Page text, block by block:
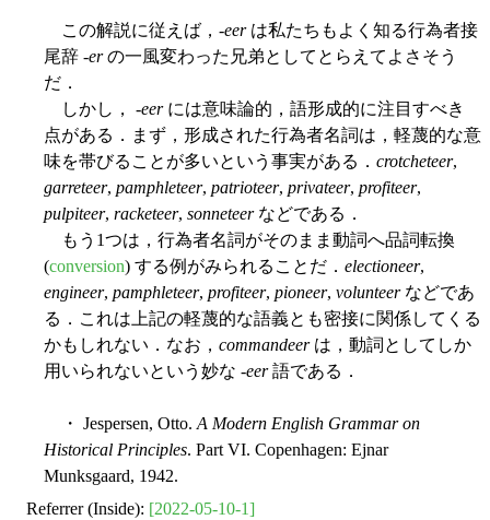
この解説に従えば，-eerは私たちもよく知る行為者接
尾辞 -erの一風変わった兄弟としてとらえてよさそう
だ．
しかし， -eerには意味論的，語形成的に注目すべき
点がある．まず，形成された行為者名詞は，軽蔑的な意
味を帯びることが多いという事実がある． crotcheteer,
garreteer, pamphleteer, patrioteer, privateer, profiteer,
pulpiteer, racketeer, sonneteerなどである．
もう1つは，行為者名詞がそのまま動詞へ品詞転換
(conversion) する例がみられることだ． electioneer,
engineer, pamphleteer, profiteer, pioneer, volunteerなどであ
る．これは上記の軽蔑的な語義とも密接に関係してくる
かもしれない．なお， commandeerは，動詞としてしか
用いられないという妙な -eer語である．
・ Jespersen, Otto. A Modern English Grammar on
Historical Principles. Part VI. Copenhagen: Ejnar
Munksgaard, 1942.
Referrer (Inside): [2022-05-10-1]